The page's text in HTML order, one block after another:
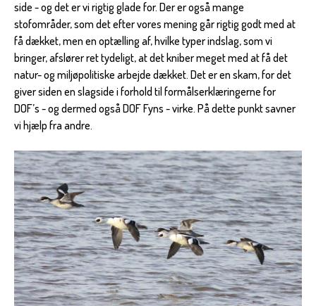
side - og det er vi rigtig glade for. Der er også mange
stofområder, som det efter vores mening går rigtig godt med at
få dækket, men en optælling af, hvilke typer indslag, som vi
bringer, afslører ret tydeligt, at det kniber meget med at få det
natur- og miljøpolitiske arbejde dækket. Det er en skam, for det
giver siden en slagside i forhold til formålserklæringerne for
DOF’s - og dermed også DOF Fyns - virke. På dette punkt savner
vi hjælp fra andre.